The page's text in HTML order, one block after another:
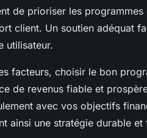
de prioriser les
client. Un soutien adéquat
utilisateur.
facteurs, choisir le bon
de revenus fiable et
avec vos objectifs
ainsi une stratégie durable et